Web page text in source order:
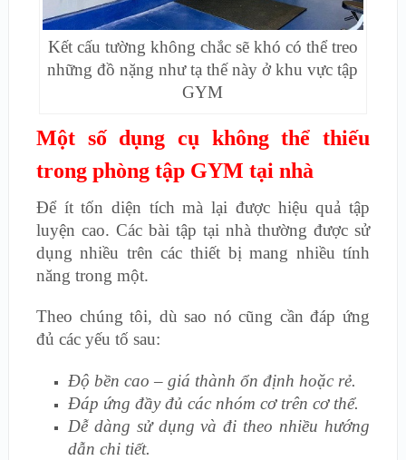
Kết cấu tường không chắc sẽ khó có thể treo
những đồ nặng như tạ thế này ở khu vực tập
GYM
Một số dụng cụ không thể thiếu
trong phòng tập GYM tại nhà
Để ít tốn diện tích mà lại được hiệu quả tập
luyện cao. Các bài tập tại nhà thường được sử
dụng nhiều trên các thiết bị mang nhiều tính
năng trong một.
Theo chúng tôi, dù sao nó cũng cần đáp ứng
đủ các yếu tố sau:
Độ bền cao – giá thành ổn định hoặc rẻ.
Đáp ứng đầy đủ các nhóm cơ trên cơ thể.
Dễ dàng sử dụng và đi theo nhiều hướng
dẫn chi tiết.